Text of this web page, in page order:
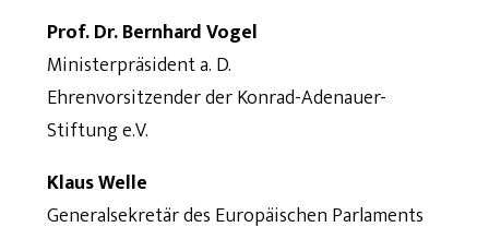
Prof. Dr. Bernhard Vogel
Ministerpräsident a. D.
Ehrenvorsitzender der Konrad-Adenauer-
Stiftung e.V.
Klaus Welle
Generalsekretär des Europäischen Parlaments